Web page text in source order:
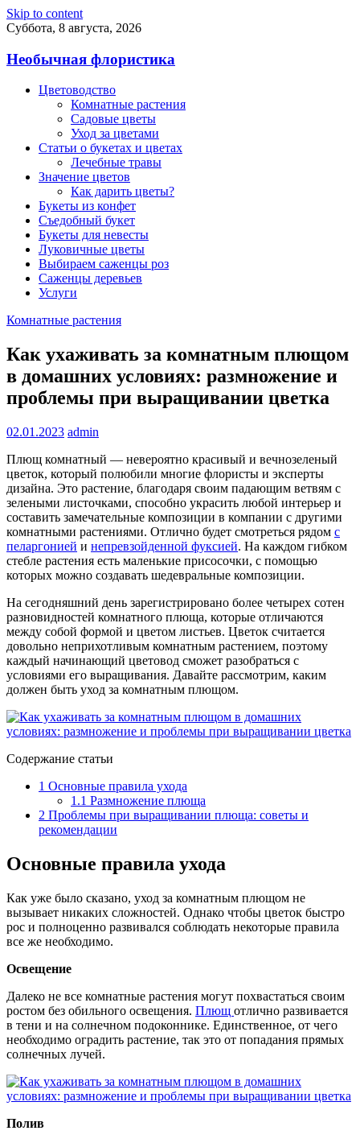
Skip to content
Суббота, 8 августа, 2026
Необычная флористика
Цветоводство
Комнатные растения
Садовые цветы
Уход за цветами
Статьи о букетах и цветах
Лечебные травы
Значение цветов
Как дарить цветы?
Букеты из конфет
Съедобный букет
Букеты для невесты
Луковичные цветы
Выбираем саженцы роз
Саженцы деревьев
Услуги
Комнатные растения
Как ухаживать за комнатным плющом
в домашних условиях: размножение и
проблемы при выращивании цветка
02.01.2023 admin
Плющ комнатный — невероятно красивый и вечнозеленый
цветок, который полюбили многие флористы и эксперты
дизайна. Это растение, благодаря своим падающим ветвям с
зелеными листочками, способно украсить любой интерьер и
составить замечательные композиции в компании с другими
комнатными растениями. Отлично будет смотреться рядом с
пеларгонией и непревзойденной фуксией. На каждом гибком
стебле растения есть маленькие присосочки, с помощью
которых можно создавать шедевральные композиции.
На сегодняшний день зарегистрировано более четырех сотен
разновидностей комнатного плюща, которые отличаются
между собой формой и цветом листьев. Цветок считается
довольно неприхотливым комнатным растением, поэтому
каждый начинающий цветовод сможет разобраться с
условиями его выращивания. Давайте рассмотрим, каким
должен быть уход за комнатным плющом.
Содержание статьи
1 Основные правила ухода
1.1 Размножение плюща
2 Проблемы при выращивании плюща: советы и
рекомендации
Основные правила ухода
Как уже было сказано, уход за комнатным плющом не
вызывает никаких сложностей. Однако чтобы цветок быстро
рос и полноценно развивался соблюдать некоторые правила
все же необходимо.
Освещение
Далеко не все комнатные растения могут похвастаться своим
ростом без обильного освещения. Плющ отлично развивается
в тени и на солнечном подоконнике. Единственное, от чего
необходимо оградить растение, так это от попадания прямых
солнечных лучей.
Полив